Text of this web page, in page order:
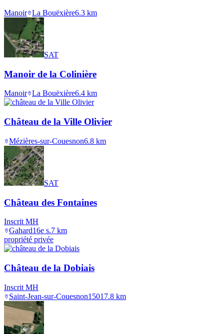
Manoir La Bouëxière6.3 km
SAT
Manoir de la Colinière
Manoir La Bouëxière6.4 km
Château de la Ville Olivier
Mézières-sur-Couesnon6.8 km
SAT
Château des Fontaines
Inscrit MH
Gahard16e s.7 km
propriété privée
Château de la Dobiais
Inscrit MH
Saint-Jean-sur-Couesnon1501 7.8 km